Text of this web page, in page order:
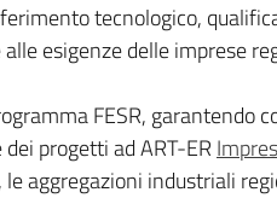
tecnologico,
esigenze delle imprese
FESR,
progetti ad ART-ER
aggregazioni industriali